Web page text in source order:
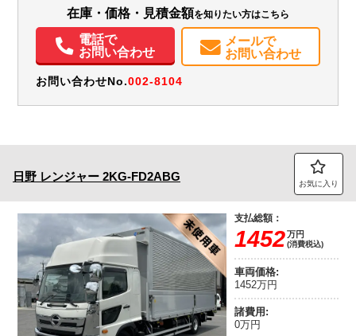
パワステ パワーウィンドウ ABS エアバッグ
電動格納ミラー
バックモニター
取扱説明書（一部含む） メンテナンスノート（保証書）
在庫・価格・見積金額を知りたい方はこちら
電話で
お問い合わせ
メールで
お問い合わせ
お問い合わせNo.002-8104
日野 レンジャー 2KG-FD2ABG お気に入り
支払総額：
1452万円
(消費税込)
車両価格:
1452万円
諸費用:
0万円